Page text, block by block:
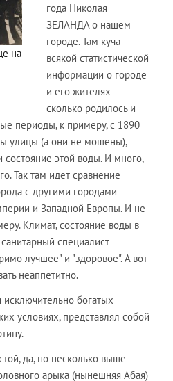
на
года Николая
ЗЕЛАНДА о нашем
городе. Там куча
всякой статистической
информации о городе
и его жителях –
сколько родилось и
периоды, к примеру, с 1890
улицы (а они не мощены),
этой воды. И много,
Так там идет сравнение
с другими городами
и Западной Европы. И не
Климат, состояние воды в
специалист
лучшее" и "здоровое". А вот
неаппетитно.
богатых
условиях, представлял собой
да, но несколько выше
арыка (нынешняя Абая)